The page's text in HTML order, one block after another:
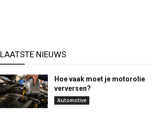
LAATSTE NIEUWS
Hoe vaak moet je motorolie
verversen?
Automotive